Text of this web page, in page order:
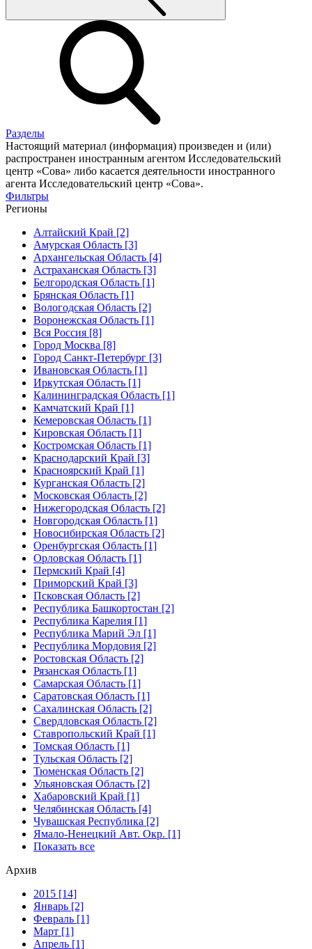
Разделы
Настоящий материал (информация) произведен и (или)
распространен иностранным агентом Исследовательский
центр «Сова» либо касается деятельности иностранного
агента Исследовательский центр «Сова».
Фильтры
Регионы
Алтайский Край [2]
Амурская Область [3]
Архангельская Область [4]
Астраханская Область [3]
Белгородская Область [1]
Брянская Область [1]
Вологодская Область [2]
Воронежская Область [1]
Вся Россия [8]
Город Москва [8]
Город Санкт-Петербург [3]
Ивановская Область [1]
Иркутская Область [1]
Калининградская Область [1]
Камчатский Край [1]
Кемеровская Область [1]
Кировская Область [1]
Костромская Область [1]
Краснодарский Край [3]
Красноярский Край [1]
Курганская Область [2]
Московская Область [2]
Нижегородская Область [2]
Новгородская Область [1]
Новосибирская Область [2]
Оренбургская Область [1]
Орловская Область [1]
Пермский Край [4]
Приморский Край [3]
Псковская Область [2]
Республика Башкортостан [2]
Республика Карелия [1]
Республика Марий Эл [1]
Республика Мордовия [2]
Ростовская Область [2]
Рязанская Область [1]
Самарская Область [1]
Саратовская Область [1]
Сахалинская Область [2]
Свердловская Область [2]
Ставропольский Край [1]
Томская Область [1]
Тульская Область [2]
Тюменская Область [2]
Ульяновская Область [2]
Хабаровский Край [1]
Челябинская Область [4]
Чувашская Республика [2]
Ямало-Ненецкий Авт. Окр. [1]
Показать все
Архив
2015 [14]
Январь [2]
Февраль [1]
Март [1]
Апрель [1]